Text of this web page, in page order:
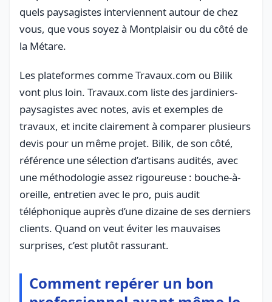
quels paysagistes interviennent autour de chez
vous, que vous soyez à Montplaisir ou du côté de
la Métare.
Les plateformes comme Travaux.com ou Bilik
vont plus loin. Travaux.com liste des jardiniers-
paysagistes avec notes, avis et exemples de
travaux, et incite clairement à comparer plusieurs
devis pour un même projet. Bilik, de son côté,
référence une sélection d’artisans audités, avec
une méthodologie assez rigoureuse : bouche-à-
oreille, entretien avec le pro, puis audit
téléphonique auprès d’une dizaine de ses derniers
clients. Quand on veut éviter les mauvaises
surprises, c’est plutôt rassurant.
Comment repérer un bon